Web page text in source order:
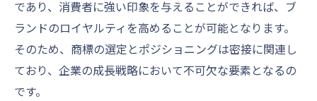
であり、消費者に強い印象を与えることができれば、ブ
ランドのロイヤルティを高めることが可能となります。
そのため、商標の選定とポジショニングは密接に関連し
ており、企業の成長戦略において不可欠な要素となるの
です。